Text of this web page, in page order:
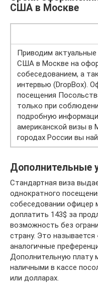
США в Москве
Приводим
США в Москве на
собеседованием, а
интервью (DropBox).
посещения
только при
подробную
американской визы в
городах России вы
Дополнительные
Стандартная виза
однократного
собеседовании
доплатить 143$ за
возможность без
страну. Это
аналогичные
Дополнительную плату
наличными в кассе
или долларах.